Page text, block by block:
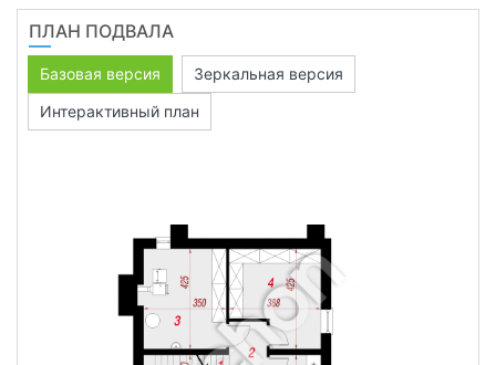
ПЛАН ПОДВАЛА
Базовая версия
Зеркальная версия
Интерактивный план